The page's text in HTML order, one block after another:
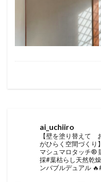
ai_uchiiro
【壁を塗り替えて
がひらく空間づくり】
マシュマロタッチ®︎
採#葉枯らし天然乾
ンバブルデュアル